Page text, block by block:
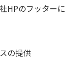
HPのフッターに
の提供